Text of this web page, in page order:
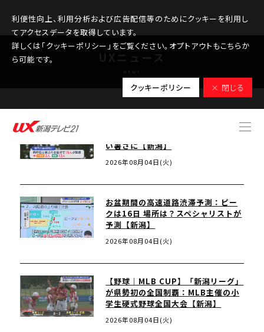
利便性向上、利用分析および広告配信等のためにクッキーを利用し
てアクセスデータを取得しています。
詳しくは「クッキーポリシー」をご覧ください。オプトアウトもこちらか
ら可能です。
クッキーポリシー × 閉じる
魚沼市小出で34.6℃を観測、新潟を
含む北陸地方「梅雨明け」5日も厳し
い暑さに【新潟】
2026年08月04日(火)
お盆期間の高速道路渋滞予測：ピー
クは16日 場所は？スペシャリストが
予測【新潟】
2026年08月04日(火)
【野球｜MLB CUP】「新潟リーグ」
が県勢初の全国制覇：MLB主催の小
学生硬式野球全国大会【新潟】
2026年08月04日(火)